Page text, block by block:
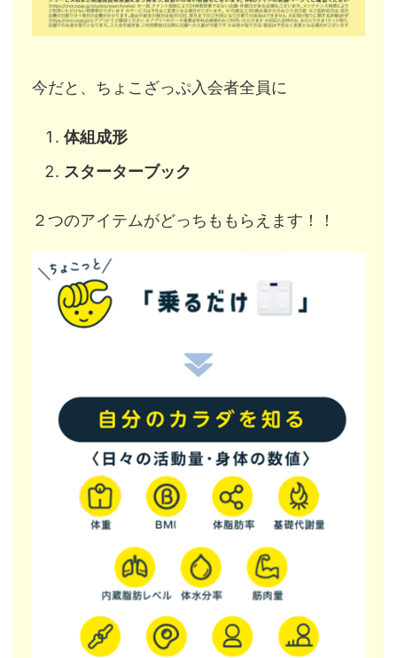
今だと、ちょこざっぷ入会者全員に
体組成形
スターターブック
２つのアイテムがどっちももらえます！！